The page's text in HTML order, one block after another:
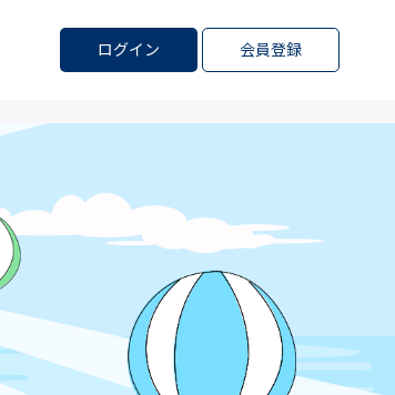
ログイン 会員登録